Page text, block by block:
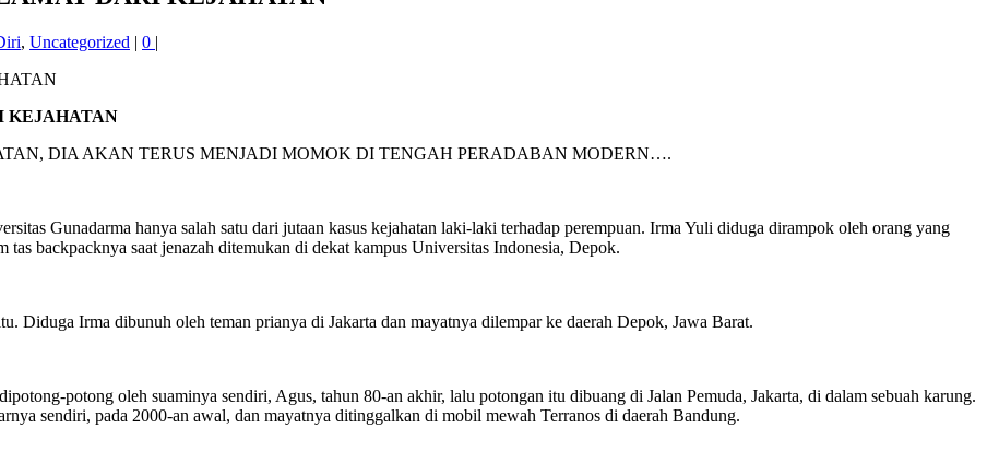
, Uncategorized | 0 |
KEJAHATAN
DIA AKAN TERUS MENJADI MOMOK DI TENGAH PERADABAN MODERN….
Gunadarma hanya salah satu dari jutaan kasus kejahatan laki-laki terhadap perempuan. Irma Yuli diduga dirampok oleh orang yang
backpacknya saat jenazah ditemukan di dekat kampus Universitas Indonesia, Depok.
Diduga Irma dibunuh oleh teman prianya di Jakarta dan mayatnya dilempar ke daerah Depok, Jawa Barat.
potong oleh suaminya sendiri, Agus, tahun 80-an akhir, lalu potongan itu dibuang di Jalan Pemuda, Jakarta, di dalam sebuah karung.
sendiri, pada 2000-an awal, dan mayatnya ditinggalkan di mobil mewah Terranos di daerah Bandung.